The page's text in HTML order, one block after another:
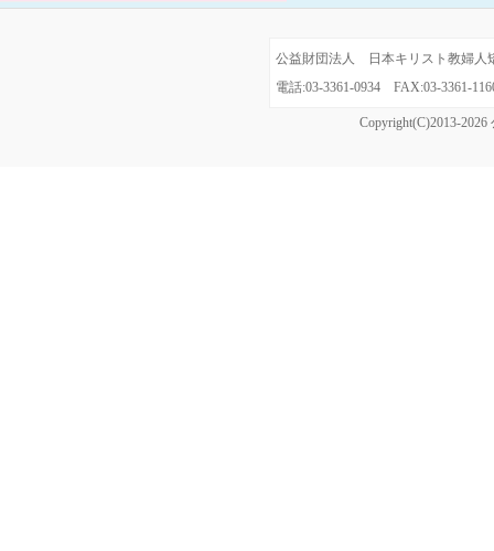
公益財団法人 日本キリスト教婦
電話:03-3361-0934 FAX:03-
Copyright(C)2013-